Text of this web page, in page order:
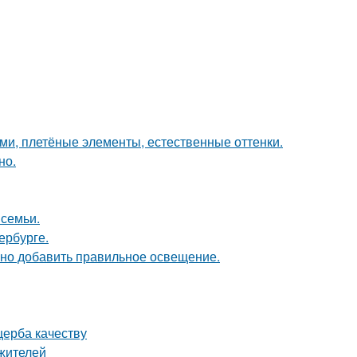
плетёные элементы, естественные оттенки.
добавить правильное освещение.
качеству